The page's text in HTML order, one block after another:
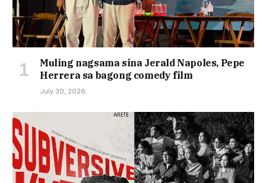
Muling nagsama sina Jerald Napoles, Pepe
Herrera sa bagong comedy film
July 30, 2026